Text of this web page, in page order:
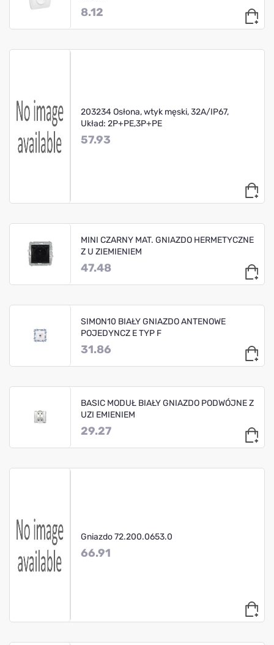
8.12
203234 Osłona, wtyk męski, 32A/IP67,
Układ: 2P+PE,3P+PE
57.93
MINI CZARNY MAT. GNIAZDO HERMETYCZNE
Z U ZIEMIENIEM
47.48
SIMON10 BIAŁY GNIAZDO ANTENOWE
POJEDYNCZ E TYP F
31.86
BASIC MODUŁ BIAŁY GNIAZDO PODWÓJNE Z
UZI EMIENIEM
29.27
Gniazdo 72.200.0653.0
66.91